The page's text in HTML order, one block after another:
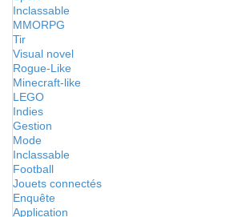
Inclassable
MMORPG
Tir
Visual novel
Rogue-Like
Minecraft-like
LEGO
Indies
Gestion
Mode
Inclassable
Football
Jouets connectés
Enquête
Application